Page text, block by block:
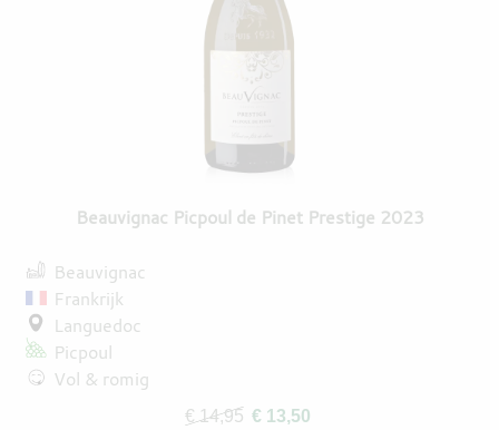
Beauvignac Picpoul de Pinet Prestige 2023
Beauvignac
Frankrijk
Languedoc
Picpoul
Vol & romig
€ 14,95 € 13,50